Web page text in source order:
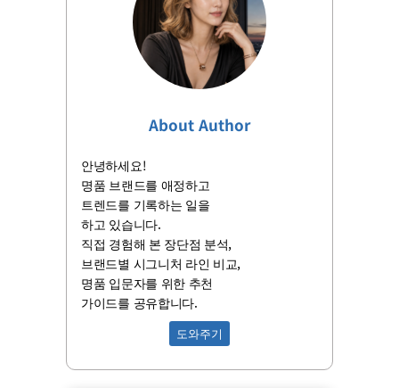
About Author
안녕하세요!
명품 브랜드를 애정하고
트렌드를 기록하는 일을
하고 있습니다.
직접 경험해 본 장단점 분석,
브랜드별 시그니처 라인 비교,
명품 입문자를 위한 추천
가이드를 공유합니다.
도와주기